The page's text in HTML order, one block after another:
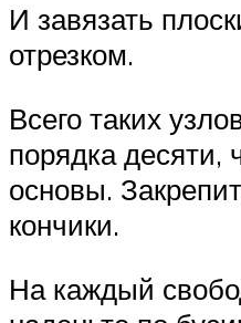
И завязать
отрезком.
Всего таких
порядка десяти,
основы.
кончики.
На каждый